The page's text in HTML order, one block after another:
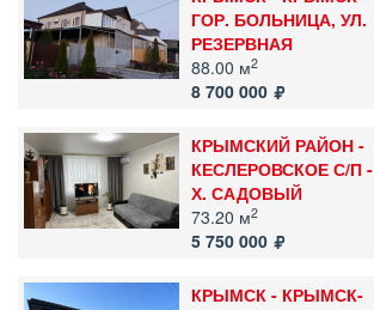
ГОР. БОЛЬНИЦА, УЛ.
РЕЗЕРВНАЯ
88.00 м2
8 700 000
КРЫМСКИЙ РАЙОН -
КЕСЛЕРОВСКОЕ С/П -
Х. САДОВЫЙ
73.20 м2
5 750 000
КРЫМСК - КРЫМСК-